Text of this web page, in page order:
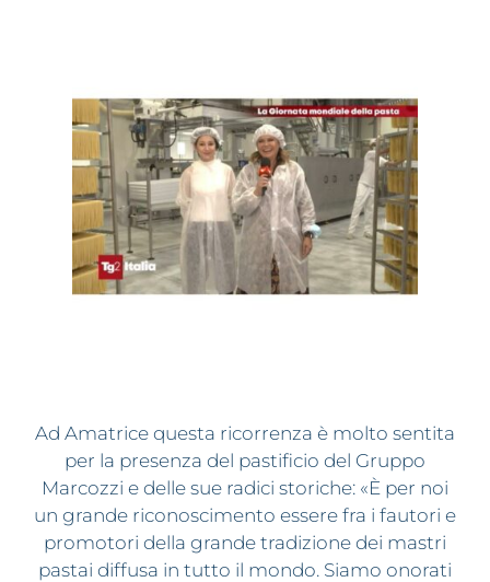
Ad Amatrice questa ricorrenza è molto sentita
per la presenza del pastificio del Gruppo
Marcozzi e delle sue radici storiche: «È per noi
un grande riconoscimento essere fra i fautori e
promotori della grande tradizione dei mastri
pastai diffusa in tutto il mondo. Siamo onorati